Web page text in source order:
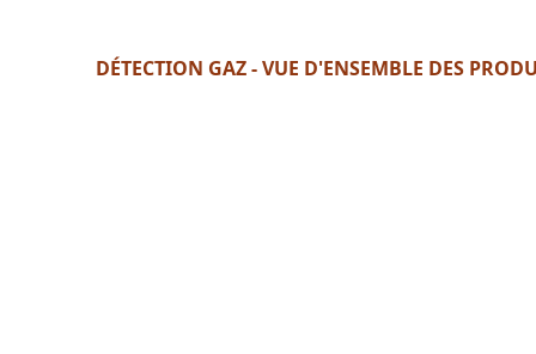
DÉTECTION GAZ - VUE D'ENSEMBLE DES